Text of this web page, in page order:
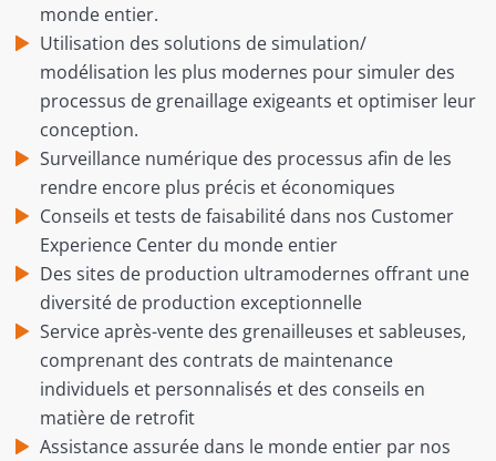
monde entier.
Utilisation des solutions de simulation/
modélisation les plus modernes pour simuler des
processus de grenaillage exigeants et optimiser leur
conception.
Surveillance numérique des processus afin de les
rendre encore plus précis et économiques
Conseils et tests de faisabilité dans nos Customer
Experience Center du monde entier
Des sites de production ultramodernes offrant une
diversité de production exceptionnelle
Service après-vente des grenailleuses et sableuses,
comprenant des contrats de maintenance
individuels et personnalisés et des conseils en
matière de retrofit
Assistance assurée dans le monde entier par nos